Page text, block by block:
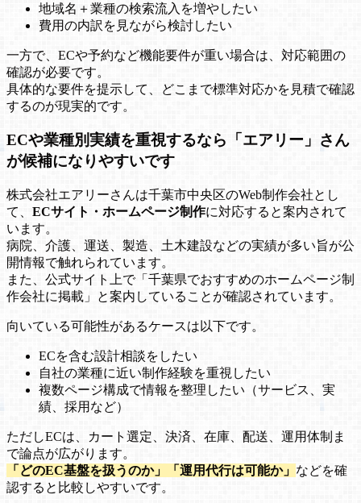
地域名＋業種の検索流入を増やしたい
費用の内訳を見ながら検討したい
一方で、ECや予約など機能要件が重い場合は、対応範囲の
確認が必要です。
具体的な要件を提示して、どこまで標準対応かを見積で確認
するのが現実的です。
ECや業種別実績を重視するなら「エアリー」さん
が候補になりやすいです
株式会社エアリーさんは千葉市中央区のWeb制作会社とし
て、 ECサイト・ホームページ制作に対応すると案内されて
います。
病院、介護、運送、製造、土木建設などの実績が多い旨が公
開情報で触れられています。
また、公式サイト上で「千葉県でおすすめのホームページ制
作会社に掲載」と案内していることが確認されています。
向いている可能性があるケースは以下です。
ECを含む設計相談をしたい
自社の業種に近い制作経験を重視したい
複数ページ構成で情報を整理したい（サービス、実
績、採用など）
ただしECは、カート選定、決済、在庫、配送、運用体制ま
で論点が広がります。
「どのEC基盤を扱うのか」「運用代行は可能か」 などを確
認すると比較しやすいです。